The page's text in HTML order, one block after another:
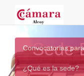
Sede
Convocatorias
¿Qué es la sede?